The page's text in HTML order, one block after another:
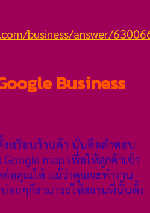
business/answer/
Business
หรือนร้านค้า นั่นคือคำตอบ
map เพื่อให้ลูกค้าเข้า
อคุณได้ แม้ว่าคุณจะทำงาน
ยๆก็สามารถใช้สถานที่นั้นตั้ง